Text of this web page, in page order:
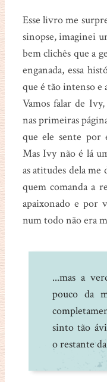
Esse livro me
sinopse, imaginei
bem clichês que a
enganada, essa
que é tão intenso e
Vamos falar de
nas primeiras
que ele sente por
Mas Ivy não é lá
as atitudes dela me
quem comanda a
apaixonado e por
num todo não era
...mas a
pouco da
sinto tão
o restante